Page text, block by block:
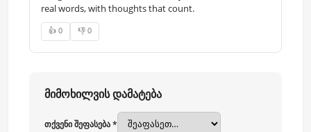
real words, with thoughts that count.
👍 0 👎 0
მიმოხილვის დამატება
თქვენი შეფასება *